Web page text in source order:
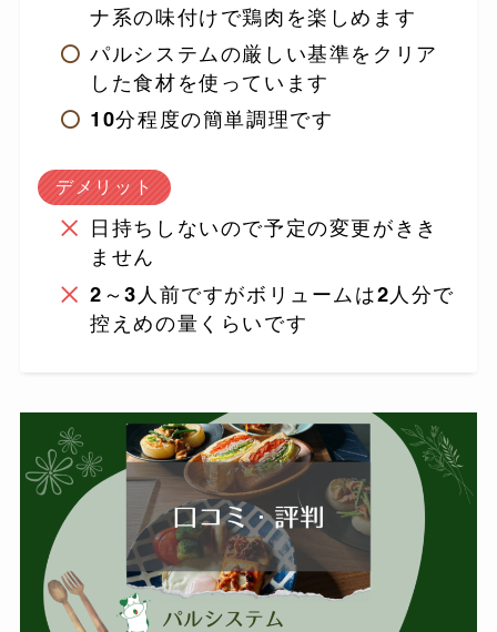
ナ系の味付けで鶏肉を楽しめます
パルシステムの厳しい基準をクリア
した食材を使っています
10分程度の簡単調理です
デメリット
日持ちしないので予定の変更がきき
ません
2～3人前ですがボリュームは2人分で
控えめの量くらいです